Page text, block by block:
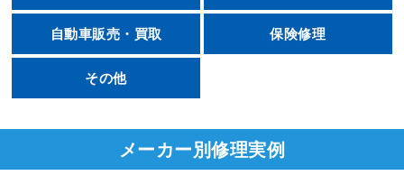
自動車販売・買取 保険修理
その他
メーカー別修理実例